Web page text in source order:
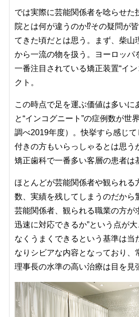
では実際に芸能関係者を唸らせた
院とは何が違うのか⁉️その疑問が
てきた頃だとは思う。まず、柴山
から一流の物を扱う。ヨーロッパ
一番注目されている矯正装置“イ
クト。
この時点で足を運ぶ価値は多いに
と“インコグニート”の症例数が世
調べ2019年度）。快挙すら感じ
付きの方もいらっしゃるとは思う
矯正歯科で一番多い客層の患者は
ほとんどが芸能関係者や観られる
数、実績を残してしまうのだから
芸能関係者、観られる職業の方が
迅速に対応できるか”という点が
なくうまくできるという基準は当
なりシビアな内容となっており、
理事長の水準の高い治療は目を見